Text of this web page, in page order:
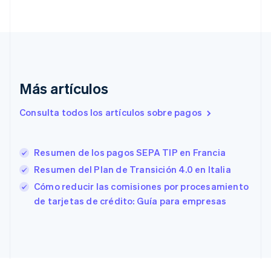
Más artículos
Consulta todos los artículos sobre pagos
Resumen de los pagos SEPA TIP en Francia
Resumen del Plan de Transición 4.0 en Italia
Cómo reducir las comisiones por procesamiento
de tarjetas de crédito: Guía para empresas
English
Eslovenia
English Italiano
España
English Español简体中文
Estonia
Finlandia
EnglishSvenska